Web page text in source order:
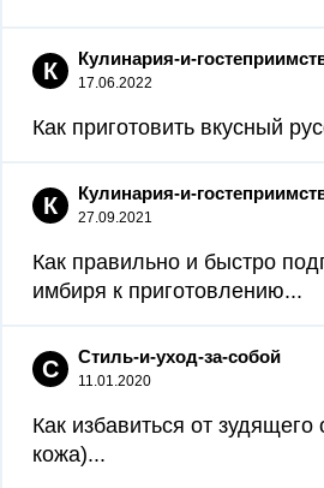
К Кулинария-и-
17.06.2022
Как приготовить вкусный
К Кулинария-и-
27.09.2021
Как правильно и быстро
имбиря к приготовлению...
С Стиль-и-уход-за-собой
11.01.2020
Как избавиться от зудящего
кожа)...